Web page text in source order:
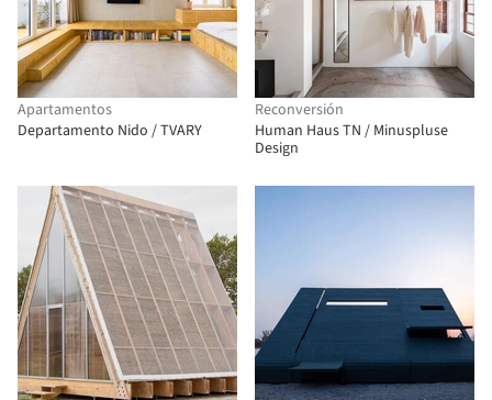
Apartamentos
Departamento Nido / TVARY
Reconversión
Human Haus TN / Minuspluse
Design